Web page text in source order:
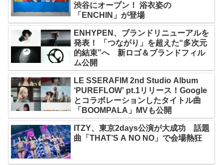
渋谷にオープン！ 浴衣姿の
「ENCHIN」が登場
ENHYPEN、ブランドリニューアルを
発表！ 「つながり」を超えた“多次元
的結束”へ 新ロゴ＆ブランドフィル
ム公開
LE SSERAFIM 2nd Studio Album
‘PUREFLOW’ pt.1リリース！Google
とコラボレーションしたタイトル曲
「BOOMPALA」MVも公開
ITZY、東京2days公演が大成功 話題
曲「THAT’S A NO NO」で会場熱狂